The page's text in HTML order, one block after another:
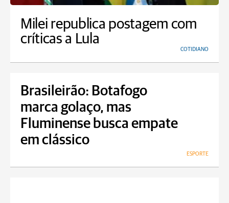
Milei republica postagem com
críticas a Lula
COTIDIANO
Brasileirão: Botafogo
marca golaço, mas
Fluminense busca empate
em clássico
ESPORTE